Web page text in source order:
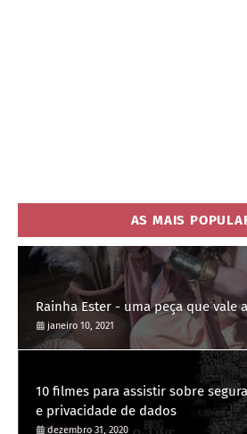
AS MAIS
Rainha Ester - uma peça
janeiro 10, 2021
10 filmes para assistir sobre
e privacidade de dados
dezembro 31, 2020